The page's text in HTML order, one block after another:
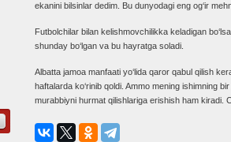
ekanini bilsinlar dedim. Bu dunyodagi eng og‘ir
Futbolchilar bilan kelishmovchilikka keladigan
shunday bo‘lgan va bu hayratga soladi.
Albatta jamoa manfaati yo‘lida qaror qabul qilish
haftalarda ko‘rinib qoldi. Ammo mening ishimning
murabbiyni hurmat qilishlariga erishish ham